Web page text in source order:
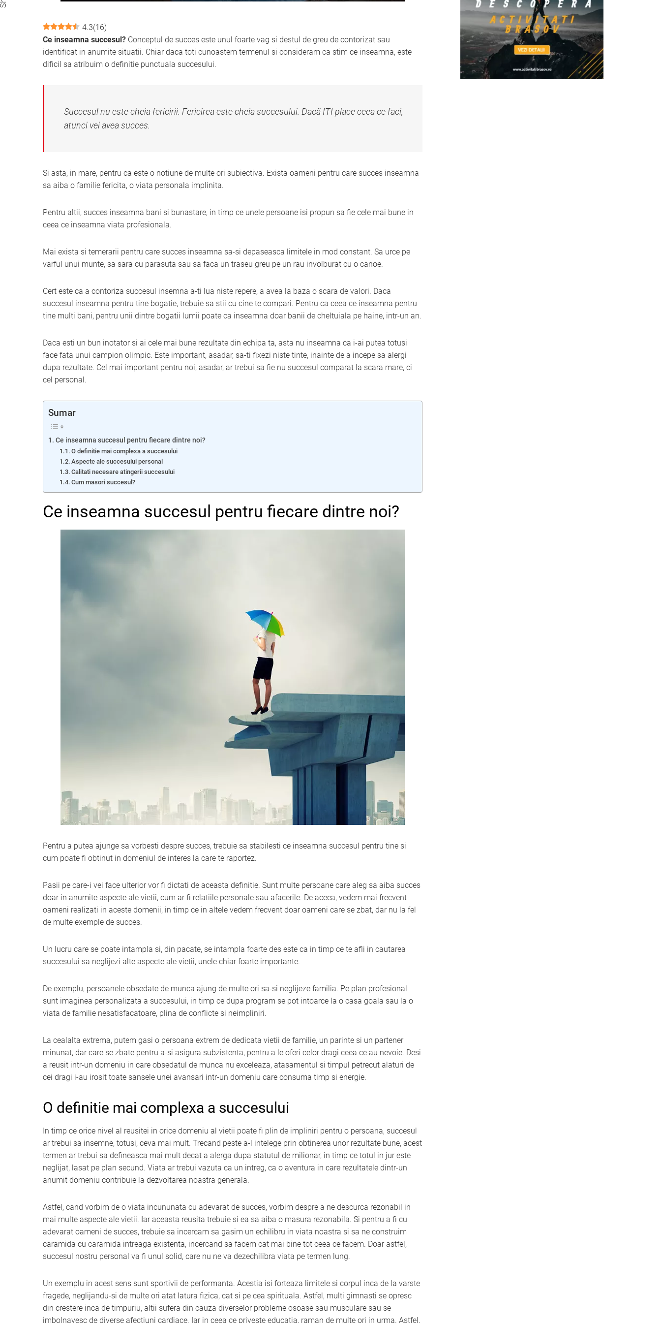
4.3(16)
Ce inseamna succesul? Conceptul de succes este unul foarte vag si destul de greu de contorizat sau
identificat in anumite situatii. Chiar daca toti cunoastem termenul si consideram ca stim ce inseamna, este
dificil sa atribuim o definitie punctuala succesului.
Succesul nu este cheia fericirii. Fericirea este cheia succesului. Dacă ITI place ceea ce faci,
atunci vei avea succes.
Si asta, in mare, pentru ca este o notiune de multe ori subiectiva. Exista oameni pentru care succes inseamna
sa aiba o familie fericita, o viata personala implinita.
Pentru altii, succes inseamna bani si bunastare, in timp ce unele persoane isi propun sa fie cele mai bune in
ceea ce inseamna viata profesionala.
Mai exista si temerarii pentru care succes inseamna sa-si depaseasca limitele in mod constant. Sa urce pe
varful unui munte, sa sara cu parasuta sau sa faca un traseu greu pe un rau involburat cu o canoe.
Cert este ca a contoriza succesul insemna a-ti lua niste repere, a avea la baza o scara de valori. Daca
succesul inseamna pentru tine bogatie, trebuie sa stii cu cine te compari. Pentru ca ceea ce inseamna pentru
tine multi bani, pentru unii dintre bogatii lumii poate ca inseamna doar banii de cheltuiala pe haine, intr-un an.
Daca esti un bun inotator si ai cele mai bune rezultate din echipa ta, asta nu inseamna ca i-ai putea totusi
face fata unui campion olimpic. Este important, asadar, sa-ti fixezi niste tinte, inainte de a incepe sa alergi
dupa rezultate. Cel mai important pentru noi, asadar, ar trebui sa fie nu succesul comparat la scara mare, ci
cel personal.
Sumar
Ce inseamna succesul pentru fiecare dintre noi?
O definitie mai complexa a succesului
Aspecte ale succesului personal
Calitati necesare atingerii succesului
Cum masori succesul?
Ce inseamna succesul pentru fiecare dintre noi?
Pentru a putea ajunge sa vorbesti despre succes, trebuie sa stabilesti ce inseamna succesul pentru tine si
cum poate fi obtinut in domeniul de interes la care te raportez.
Pasii pe care-i vei face ulterior vor fi dictati de aceasta definitie. Sunt multe persoane care aleg sa aiba succes
doar in anumite aspecte ale vietii, cum ar fi relatiile personale sau afacerile. De aceea, vedem mai frecvent
oameni realizati in aceste domenii, in timp ce in altele vedem frecvent doar oameni care se zbat, dar nu la fel
de multe exemple de succes.
Un lucru care se poate intampla si, din pacate, se intampla foarte des este ca in timp ce te afli in cautarea
succesului sa neglijezi alte aspecte ale vietii, unele chiar foarte importante.
De exemplu, persoanele obsedate de munca ajung de multe ori sa-si neglijeze familia. Pe plan profesional
sunt imaginea personalizata a succesului, in timp ce dupa program se pot intoarce la o casa goala sau la o
viata de familie nesatisfacatoare, plina de conflicte si neimpliniri.
La cealalta extrema, putem gasi o persoana extrem de dedicata vietii de familie, un parinte si un partener
minunat, dar care se zbate pentru a-si asigura subzistenta, pentru a le oferi celor dragi ceea ce au nevoie. Desi
a reusit intr-un domeniu in care obsedatul de munca nu exceleaza, atasamentul si timpul petrecut alaturi de
cei dragi i-au irosit toate sansele unei avansari intr-un domeniu care consuma timp si energie.
O definitie mai complexa a succesului
In timp ce orice nivel al reusitei in orice domeniu al vietii poate fi plin de impliniri pentru o persoana, succesul
ar trebui sa insemne, totusi, ceva mai mult. Trecand peste a-l intelege prin obtinerea unor rezultate bune, acest
termen ar trebui sa defineasca mai mult decat a alerga dupa statutul de milionar, in timp ce totul in jur este
neglijat, lasat pe plan secund. Viata ar trebui vazuta ca un intreg, ca o aventura in care rezultatele dintr-un
anumit domeniu contribuie la dezvoltarea noastra generala.
Astfel, cand vorbim de o viata incununata cu adevarat de succes, vorbim despre a ne descurca rezonabil in
mai multe aspecte ale vietii. Iar aceasta reusita trebuie si ea sa aiba o masura rezonabila. Si pentru a fi cu
adevarat oameni de succes, trebuie sa incercam sa gasim un echilibru in viata noastra si sa ne construim
caramida cu caramida intreaga existenta, incercand sa facem cat mai bine tot ceea ce facem. Doar astfel,
succesul nostru personal va fi unul solid, care nu ne va dezechilibra viata pe termen lung.
Un exemplu in acest sens sunt sportivii de performanta. Acestia isi forteaza limitele si corpul inca de la varste
fragede, neglijandu-si de multe ori atat latura fizica, cat si pe cea spirituala. Astfel, multi gimnasti se opresc
din crestere inca de timpuriu, altii sufera din cauza diverselor probleme osoase sau musculare sau se
imbolnavesc de diverse afectiuni cardiace. Iar in ceea ce priveste educatia, raman de multe ori in urma. Astfel,